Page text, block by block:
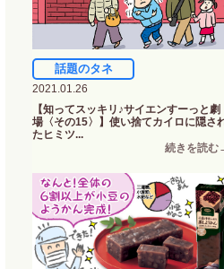
話題のタネ
2021.01.26
【知ってスッキリ♪サイエンすーっと劇
場〈その15〉】使い捨てカイロに隠さ
たヒミツ...